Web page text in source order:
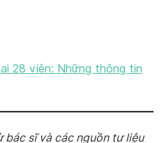
28 viên: Những thông tin
sĩ và các nguồn tư liệu